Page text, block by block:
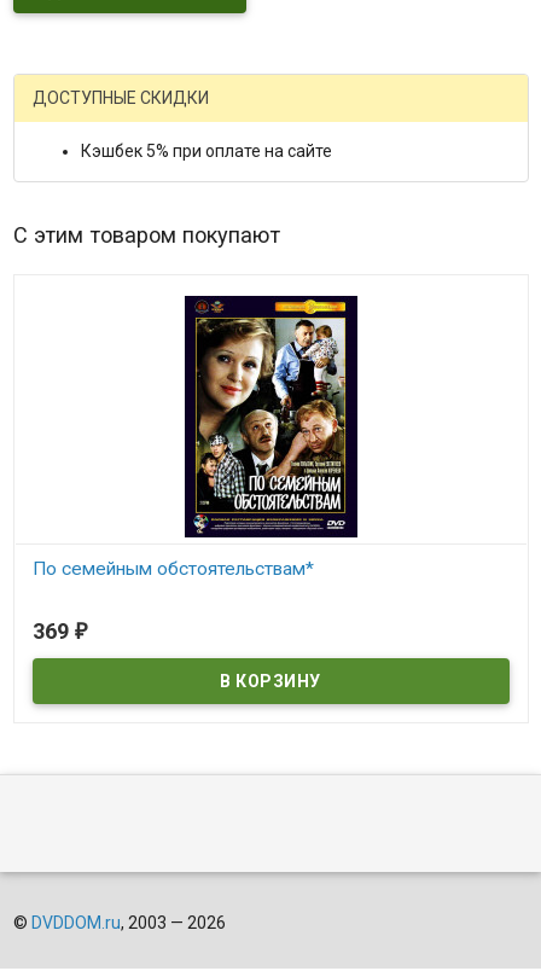
ДОСТУПНЫЕ СКИДКИ
Кэшбек 5% при оплате на сайте
С этим товаром покупают
По семейным обстоятельствам*
369 ₽
© DVDDOM.ru, 2003 — 2026